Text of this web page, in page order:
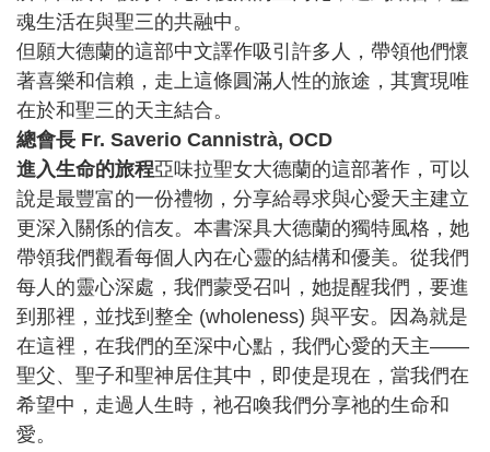
魂生活在與聖三的共融中。
但願大德蘭的這部中文譯作吸引許多人，帶領他們懷
著喜樂和信賴，走上這條圓滿人性的旅途，其實現唯
在於和聖三的天主結合。
總會長 Fr. Saverio Cannistrà, OCD
進入生命的旅程亞味拉聖女大德蘭的這部著作，可以
說是最豐富的一份禮物，分享給尋求與心愛天主建立
更深入關係的信友。本書深具大德蘭的獨特風格，她
帶領我們觀看每個人內在心靈的結構和優美。從我們
每人的靈心深處，我們蒙受召叫，她提醒我們，要進
到那裡，並找到整全 (wholeness) 與平安。因為就是
在這裡，在我們的至深中心點，我們心愛的天主——
聖父、聖子和聖神居住其中，即使是現在，當我們在
希望中，走過人生時，祂召喚我們分享祂的生命和
愛。